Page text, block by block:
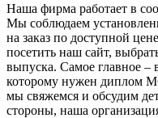
Наша фирма работает в
Мы соблюдаем
на заказ по доступной
посетить наш сайт,
выпуска. Самое главное –
которому нужен диплом
мы свяжемся и обсудим
стороны, наша